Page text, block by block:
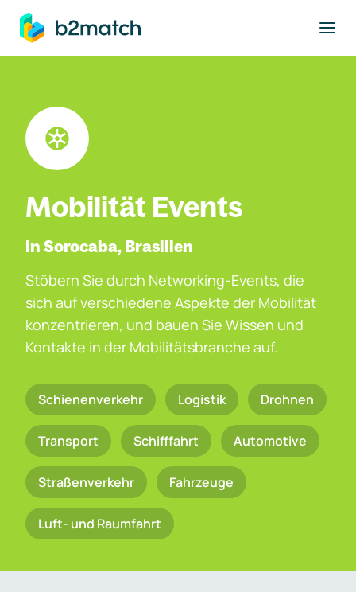
springen
Mobilität Events
In Sorocaba, Brasilien
Stöbern Sie durch Networking-Events, die
sich auf verschiedene Aspekte der Mobilität
konzentrieren, und bauen Sie Wissen und
Kontakte in der Mobilitätsbranche auf.
Schienenverkehr Logistik Drohnen
Transport Schifffahrt Automotive
Straßenverkehr Fahrzeuge
Luft- und Raumfahrt